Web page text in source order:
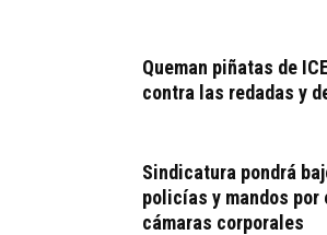
Queman piñatas de
contra las redadas y
Sindicatura pondrá
policías y mandos por
cámaras corporales